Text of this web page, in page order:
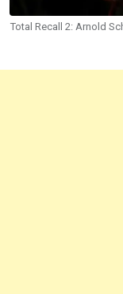
Total Recall 2: Arnold